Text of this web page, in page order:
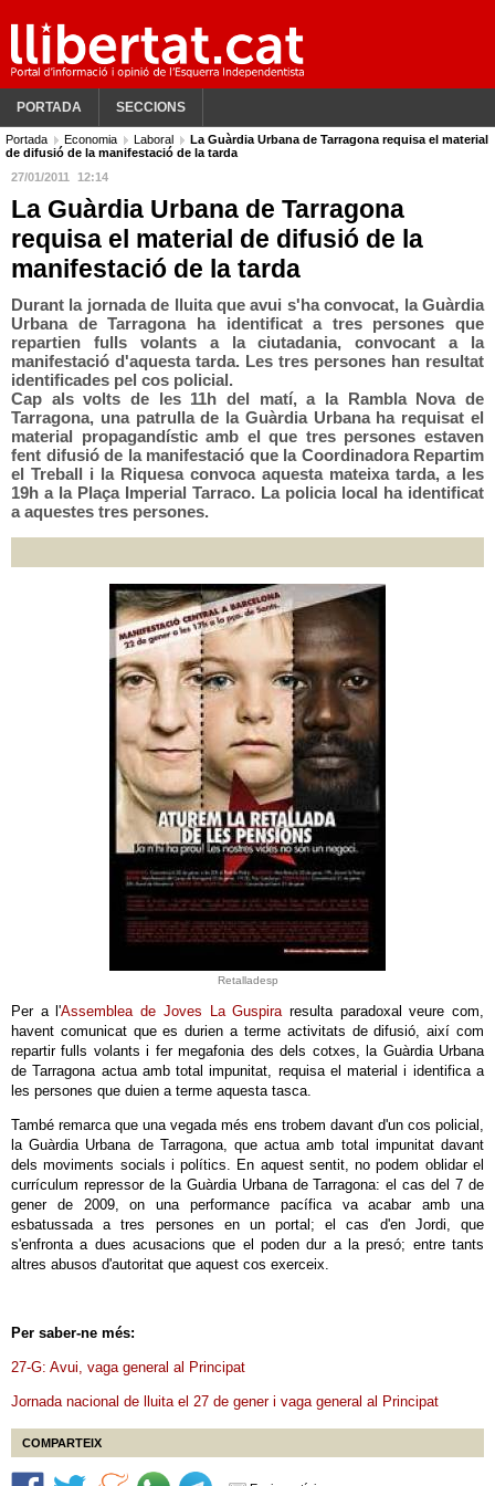
PORTADA SECCIONS
Portada Economia Laboral
La Guàrdia Urbana de Tarragona requisa el material
de difusió de la manifestació de la tarda
27/01/2011
12:14
La Guàrdia Urbana de Tarragona
requisa el material de difusió de la
manifestació de la tarda
Durant la jornada de lluita que avui s'ha convocat, la Guàrdia
Urbana de Tarragona ha identificat a tres persones que
repartien fulls volants a la ciutadania, convocant a la
manifestació d'aquesta tarda. Les tres persones han resultat
identificades pel cos policial.
Cap als volts de les 11h del matí, a la Rambla Nova de
Tarragona, una patrulla de la Guàrdia Urbana ha requisat el
material propagandístic amb el que tres persones estaven
fent difusió de la manifestació que la Coordinadora Repartim
el Treball i la Riquesa convoca aquesta mateixa tarda, a les
19h a la Plaça Imperial Tarraco. La policia local ha identificat
a aquestes tres persones.
Retalladesp
Per a l'Assemblea de Joves La Guspiraresulta paradoxal veure com,
havent comunicat que es durien a terme activitats de difusió, així com
repartir fulls volants i fer megafonia des dels cotxes, la Guàrdia Urbana
de Tarragona actua amb total impunitat, requisa el material i identifica a
les persones que duien a terme aquesta tasca.
També remarca que una vegada més ens trobem davant d'un cos policial,
la Guàrdia Urbana de Tarragona, que actua amb total impunitat davant
dels moviments socials i polítics. En aquest sentit, no podem oblidar el
currículum repressor de la Guàrdia Urbana de Tarragona: el cas del 7 de
gener de 2009, on una performance pacífica va acabar amb una
esbatussada a tres persones en un portal; el cas d'en Jordi, que
s'enfronta a dues acusacions que el poden dur a la presó; entre tants
altres abusos d'autoritat que aquest cos exerceix.
Per saber-ne més:
27-G: Avui, vaga general al Principat
Jornada nacional de lluita el 27 de gener i vaga general al Principat
COMPARTEIX